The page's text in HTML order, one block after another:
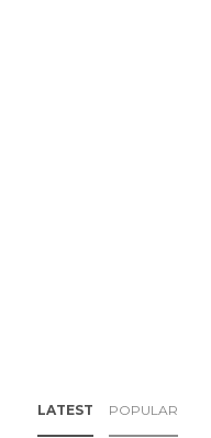
LATEST POPULAR